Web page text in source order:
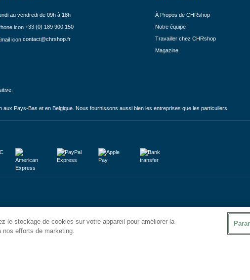
au vendredi de 09h à 18h
+33 (0) 189 900 150
contact@chrshop.fr
À Propos de CHRshop
Notre équipe
Travailler chez CHRshop
Magazine
Pays-Bas et en Belgique. Nous fournissons aussi bien les entreprises que les particuliers.
le stockage de cookies sur votre appareil pour améliorer la
nos efforts de marketing.